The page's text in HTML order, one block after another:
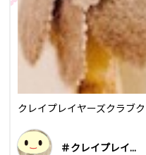
クレイプレイヤーズクラブ
＃クレイプレイ...